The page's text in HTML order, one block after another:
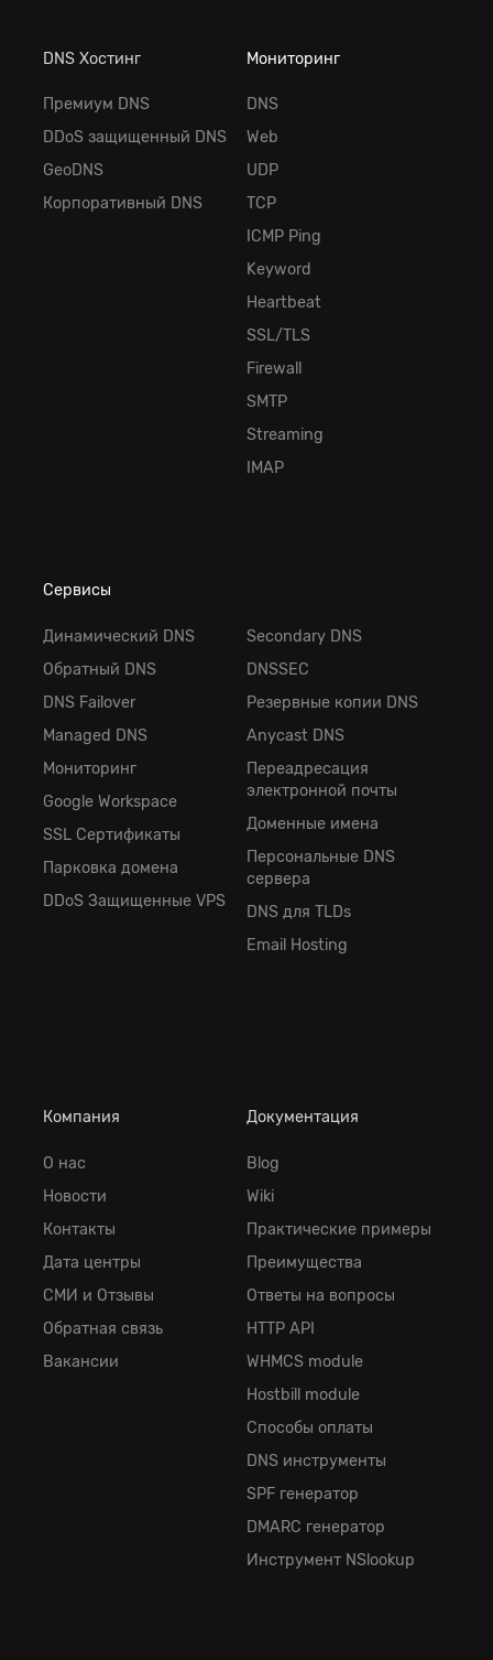
DNS Хостинг
Премиум DNS
DDoS защищенный DNS
GeoDNS
Корпоративный DNS
Мониторинг
DNS
Web
UDP
TCP
ICMP Ping
Keyword
Heartbeat
SSL/TLS
Firewall
SMTP
Streaming
IMAP
Сервисы
Динамический DNS
Обратный DNS
DNS Failover
Managed DNS
Мониторинг
Google Workspace
SSL Сертификаты
Парковка домена
DDoS Защищенные VPS
Secondary DNS
DNSSEC
Резервные копии DNS
Anycast DNS
Переадресация
электронной почты
Доменные имена
Персональные DNS
сервера
DNS для TLDs
Email Hosting
Компания
О нас
Новости
Контакты
Дата центры
СМИ и Отзывы
Обратная cвязь
Вакансии
Документация
Blog
Wiki
Практические примеры
Преимущества
Ответы на вопросы
HTTP API
WHMCS module
Hostbill module
Способы оплаты
DNS инструменты
SPF генератор
DMARC генератор
Инструмент NSlookup